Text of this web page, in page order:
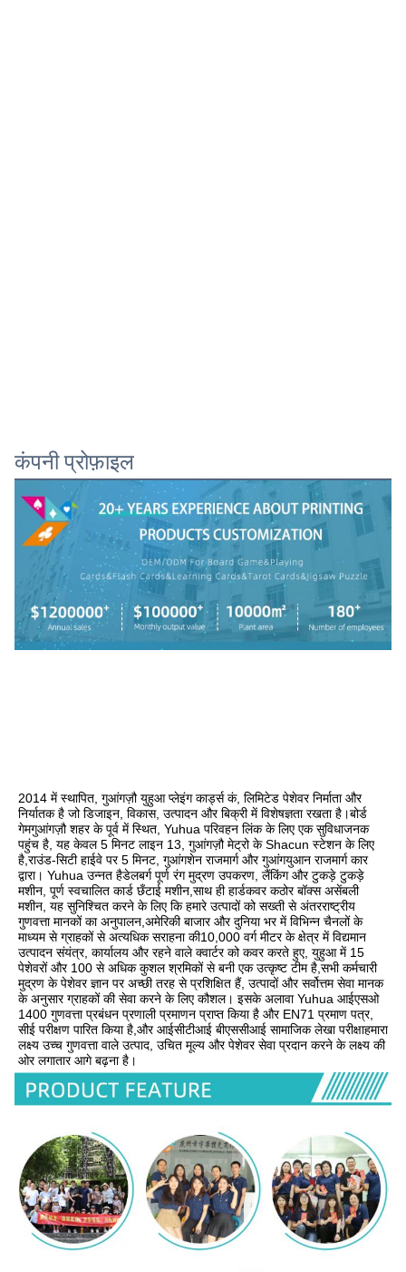
कंपनी प्रोफ़ाइल
2014 में स्थापित, गुआंगज़ौ युहुआ प्लेइंग कार्ड्स कं, लिमिटेड पेशेवर निर्माता और
निर्यातक है जो डिजाइन, विकास, उत्पादन और बिक्री में विशेषज्ञता रखता है।बोर्ड
गेमगुआंगज़ौ शहर के पूर्व में स्थित, Yuhua परिवहन लिंक के लिए एक सुविधाजनक
पहुंच है, यह केवल 5 मिनट लाइन 13, गुआंगज़ौ मेट्रो के Shacun स्टेशन के लिए
है,राउंड-सिटी हाईवे पर 5 मिनट, गुआंगशेन राजमार्ग और गुआंगयुआन राजमार्ग कार
द्वारा। Yuhua उन्नत हैडेलबर्ग पूर्ण रंग मुद्रण उपकरण, लैंकिंग और टुकड़े टुकड़े
मशीन, पूर्ण स्वचालित कार्ड छँटाई मशीन,साथ ही हार्डकवर कठोर बॉक्स असेंबली
मशीन, यह सुनिश्चित करने के लिए कि हमारे उत्पादों को सख्ती से अंतरराष्ट्रीय
गुणवत्ता मानकों का अनुपालन,अमेरिकी बाजार और दुनिया भर में विभिन्न चैनलों के
माध्यम से ग्राहकों से अत्यधिक सराहना की10,000 वर्ग मीटर के क्षेत्र में विद्यमान
उत्पादन संयंत्र, कार्यालय और रहने वाले क्वार्टर को कवर करते हुए, युहुआ में 15
पेशेवरों और 100 से अधिक कुशल श्रमिकों से बनी एक उत्कृष्ट टीम है,सभी कर्मचारी
मुद्रण के पेशेवर ज्ञान पर अच्छी तरह से प्रशिक्षित हैं, उत्पादों और सर्वोत्तम सेवा मानक
के अनुसार ग्राहकों की सेवा करने के लिए कौशल। इसके अलावा Yuhua आईएसओ
1400 गुणवत्ता प्रबंधन प्रणाली प्रमाणन प्राप्त किया है और EN71 प्रमाण पत्र,
सीई परीक्षण पारित किया है,और आईसीटीआई बीएससीआई सामाजिक लेखा परीक्षाहमारा
लक्ष्य उच्च गुणवत्ता वाले उत्पाद, उचित मूल्य और पेशेवर सेवा प्रदान करने के लक्ष्य की
ओर लगातार आगे बढ़ना है।